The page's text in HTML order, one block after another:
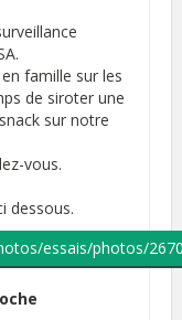
famille sur les
de siroter une
sur notre
vous.
dessous.
essais/photos/